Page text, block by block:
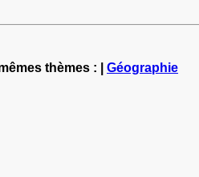
thèmes : | Géographie